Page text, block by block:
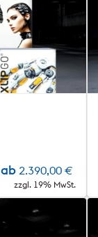
ab 2.390,00 €
zzgl. 19% MwSt.